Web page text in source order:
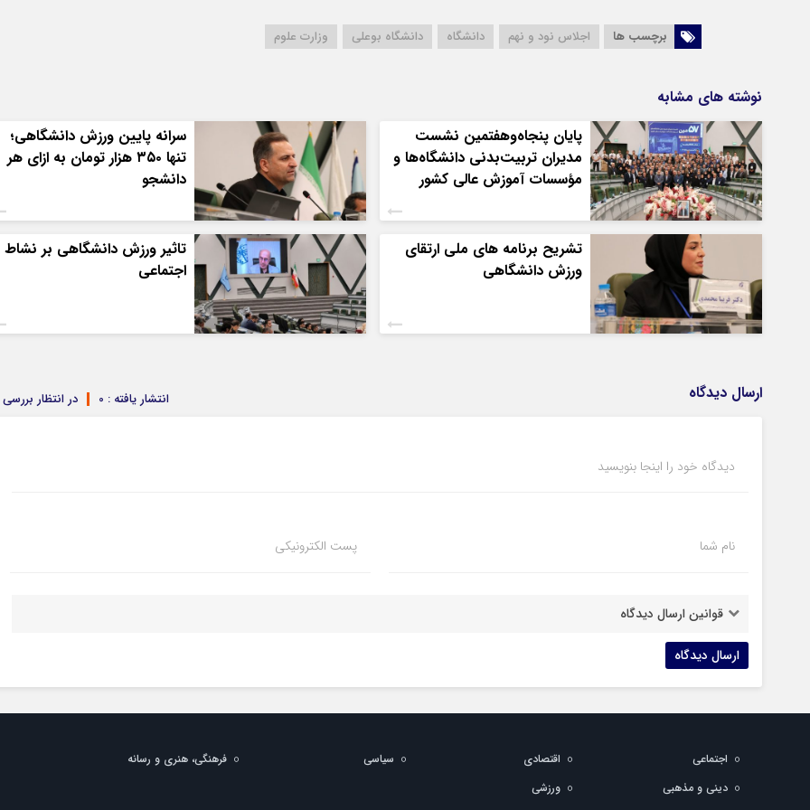
برچسب ها اجلاس نود و نهم دانشگاه دانشگاه بوعلی وزارت علوم
نوشته های مشابه
پایان پنجاه‌وهفتمین نشست
مدیران تربیت‌بدنی دانشگاه‌ها و
مؤسسات آموزش عالی کشور
سرانه پایین ورزش دانشگاهی؛
تنها ۳۵۰ هزار تومان به ازای هر
دانشجو
تشریح برنامه های ملی ارتقای
ورزش دانشگاهی
تاثیر ورزش دانشگاهی بر نشاط
اجتماعی
ارسال دیدگاه در انتظار بررسی انتشار یافته : 0
دیدگاه خود را اینجا بنویسید
نام شما پست الکترونیکی
قوانین ارسال دیدگاه
اجتماعی اقتصادی سیاسی
فرهنگی، هنری و رسانه
دینی و مذهبی
ورزشی